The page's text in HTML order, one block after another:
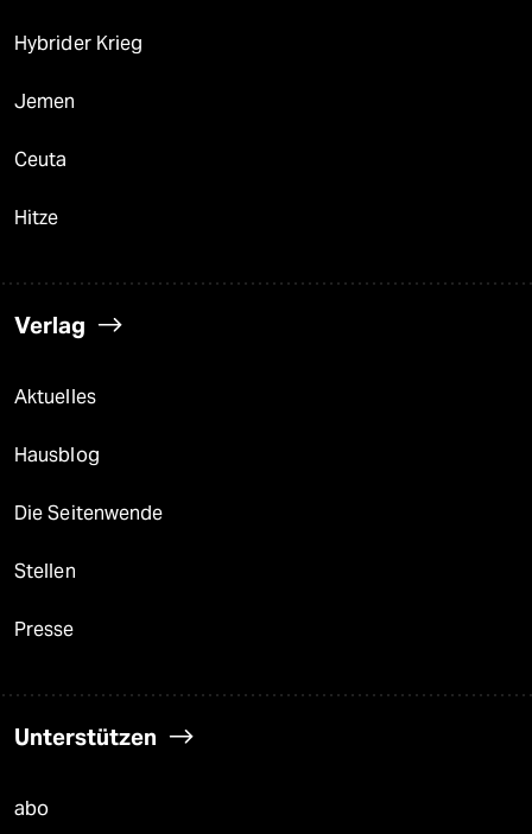
Hybrider Krieg
Jemen
Ceuta
Hitze
Verlag
Aktuelles
Hausblog
Die Seitenwende
Stellen
Presse
Unterstützen
abo